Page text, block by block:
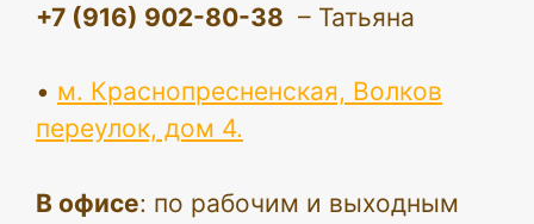
+7 (916) 902-80-38 – Татьяна
• м. Краснопресненская, Волков
переулок, дом 4.
В офисе: по рабочим и выходным